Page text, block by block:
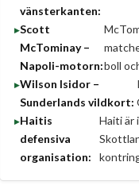
vänsterkanten:
Scott
McTominay –
Napoli-motorn:boll
Wilson Isidor –
Sunderlands vildkort:
Haitis
defensiva
organisation:
Haiti är